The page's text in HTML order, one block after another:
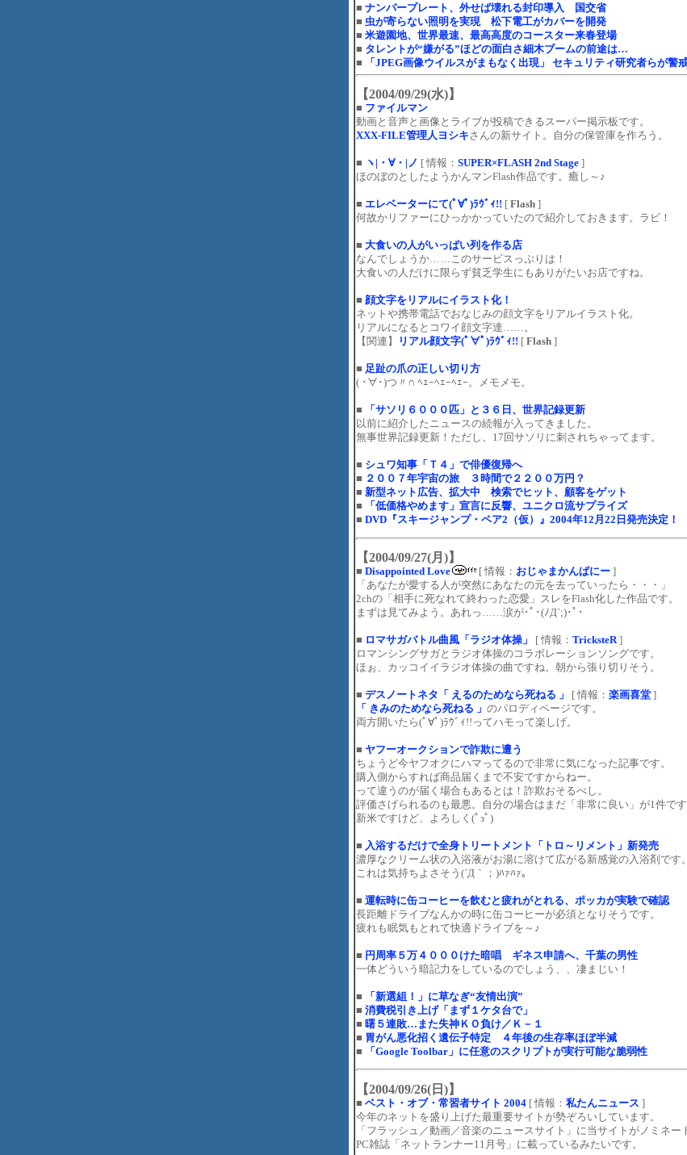
■ ナンバープレート、外せば壊れる封印導入 国交省
■ 虫が寄らない照明を実現 松下電工がカバーを開発
■ 米遊園地、世界最速、最高高度のコースター来春登場
■ タレントが“嫌がる”ほどの面白さ細木ブームの前途は…
■
「JPEG画像ウイルスがまもなく出現」 セキュリティ研究者らが警
【2004/09/29(水)】
■ ファイルマン
動画と音声と画像とライブが投稿できるスーパー掲示板です。
XXX-FILE管理人ヨシキさんの新サイト。自分の保管庫を作ろう。
■ ヽ|・∀・|ノ [ 情報： SUPER×FLASH 2nd Stage ]
ほのぼのとしたようかんマンFlash作品です。癒し～♪
■ エレベーターにて(ﾟ∀ﾟ)ﾗｳﾞｨ!! [ Flash ]
何故かリファーにひっかかっていたので紹介しておきます。ラビ！
■ 大食いの人がいっぱい列を作る店
なんでしょうか……このサービスっぷりは！
大食いの人だけに限らず貧乏学生にもありがたいお店ですね。
■ 顔文字をリアルにイラスト化！
ネットや携帯電話でおなじみの顔文字をリアルイラスト化。
リアルになるとコワイ顔文字達……。
【関連】
リアル顔文字(ﾟ∀ﾟ)ﾗｳﾞｨ!! [ Flash ]
■ 足趾の爪の正しい切り方
( ･∀･)つ〃∩ ﾍｪｰﾍｪｰﾍｪｰ。メモメモ。
■
「サソリ６０００匹」と３６日、世界記録更新
以前に紹介したニュースの続報が入ってきました。
無事世界記録更新！ただし、17回サソリに刺されちゃってます。
■ シュワ知事「Ｔ４」で俳優復帰へ
■ ２００７年宇宙の旅 ３時間で２２００万円？
■ 新型ネット広告、拡大中 検索でヒット、顧客をゲット
■
「低価格やめます」宣言に反響、ユニクロ流サプライズ
■ DVD『スキージャンプ・ペア2（仮）』2004年12月22日発売決定！
【2004/09/27(月)】
■ Disappointed Love [ 情報： おじゃまかんぱにー ]
「あなたが愛する人が突然にあなたの元を去っていったら・・・」
2chの「相手に死なれて終わった恋愛」スレをFlash化した作品です。
まずは見てみよう。あれっ……涙が･ﾟ･(ﾉД`;)･ﾟ･
■ ロマサガバトル曲風「ラジオ体操」 [ 情報： TricksteR]
ロマンシングサガとラジオ体操のコラボレーションソングです。
ほぉ、カッコイイラジオ体操の曲ですね。朝から張り切りそう。
■ デスノートネタ「 えるのためなら死ねる 」 [ 情報： 楽画喜堂 ]
「 きみのためなら死ねる 」 のパロディページです。
両方開いたら(ﾟ∀ﾟ)ﾗｳﾞｨ!!ってハモって楽しげ。
■ ヤフーオークションで詐欺に遭う
ちょうど今ヤフオクにハマってるので非常に気になった記事です。
購入側からすれば商品届くまで不安ですからねー。
って違うのが届く場合もあるとは！詐欺おそるべし。
評価さげられるのも最悪。自分の場合はまだ「非常に良い」が1件です
新米ですけど、よろしく(ﾟзﾟ)ゞ
■ 入浴するだけで全身トリートメント「トロ～リメント」新発売
濃厚なクリーム状の入浴液がお湯に溶けて広がる新感覚の入浴剤です。
これは気持ちよさそう(´Д｀；)ﾊｧﾊｧ。
■ 運転時に缶コーヒーを飲むと疲れがとれる、ポッカが実験で確認
長距離ドライブなんかの時に缶コーヒーが必須となりそうです。
疲れも眠気もとれて快適ドライブを～♪
■ 円周率５万４０００けた暗唱 ギネス申請へ、千葉の男性
一体どういう暗記力をしているのでしょう、、凄まじい！
■
「新選組！」に草なぎ“友情出演”
■ 消費税引き上げ「まず１ケタ台で」
■ 曙５連敗…また失神ＫＯ負け／Ｋ－１
■ 胃がん悪化招く遺伝子特定 ４年後の生存率ほぼ半減
■
「Google Toolbar」に任意のスクリプトが実行可能な脆弱性
【2004/09/26(日)】
■ ベスト・オブ・常習者サイト 2004 [ 情報： 私たんニュース ]
今年のネットを盛り上げた最重要サイトが勢ぞろいしています。
「フラッシュ／動画／音楽のニュースサイト」に当サイトがノミネー
PC雑誌「ネットランナー11月号」に載っているみたいです。